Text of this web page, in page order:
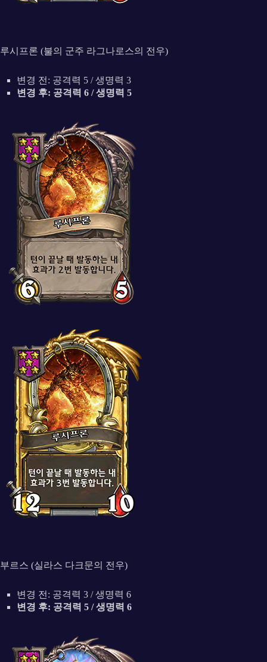
루시프론 (불의 군주 라그나로스의 전우)
변경 전: 공격력 5 / 생명력 3
변경 후: 공격력 6 / 생명력 5
부르스 (실라스 다크문의 전우)
변경 전: 공격력 3 / 생명력 6
변경 후: 공격력 5 / 생명력 6